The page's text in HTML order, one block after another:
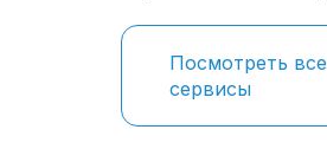
Посмотреть все
сервисы